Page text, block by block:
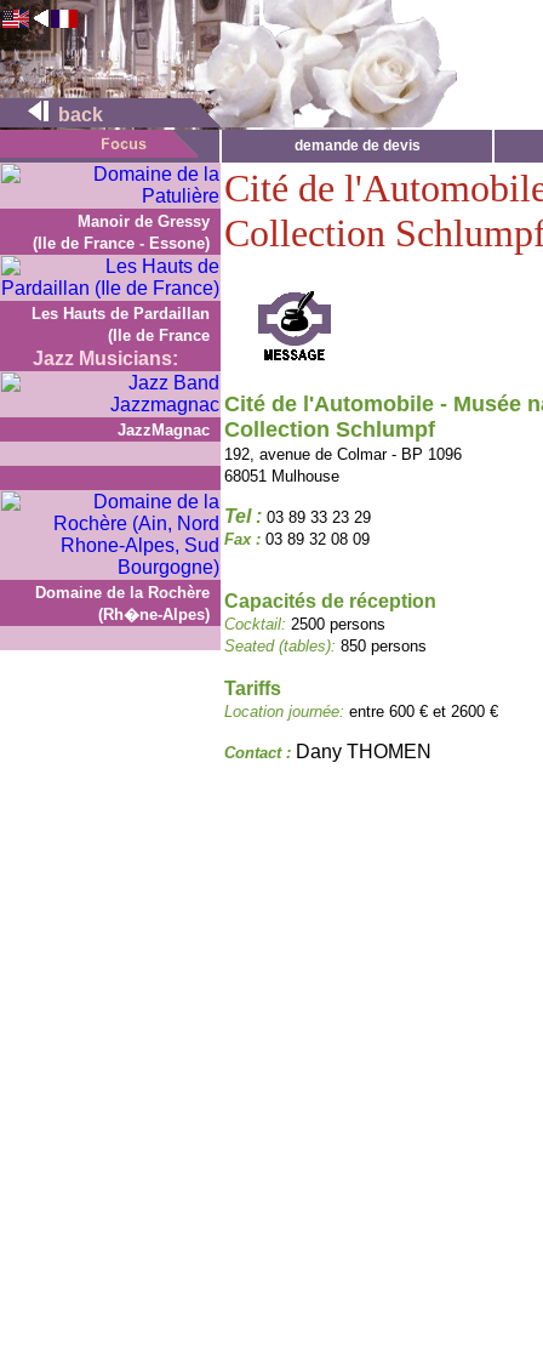
back
demande de devis
Manoir de Gressy
(Ile de France - Essone)
Les Hauts de Pardaillan
(Ile de France
Jazz Musicians:
JazzMagnac
Domaine de la Rochère
(Rh�ne-Alpes)
Cité de
Collection
Cité de l'Automobile - Musée
Collection Schlumpf
192, avenue de Colmar - BP 1096
68051 Mulhouse
Tel : 03 89 33 23 29
Fax : 03 89 32 08 09
Capacités de réception
Cocktail: 2500 persons
Seated (tables): 850 persons
Tariffs
Location journée: entre 600 € et 2600 €
Contact : Dany THOMEN